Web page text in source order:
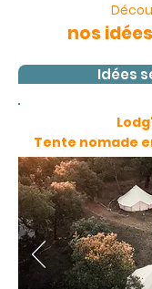
nos
Idées
Tente nomade